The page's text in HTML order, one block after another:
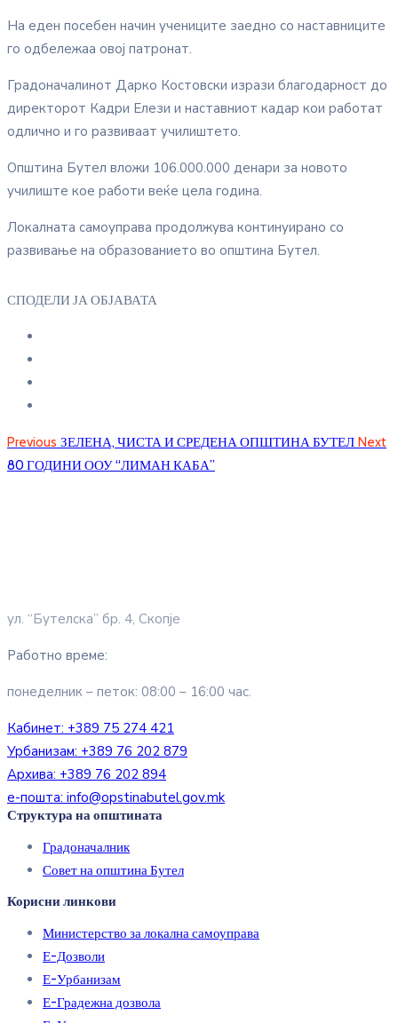
На еден посебен начин учениците заедно со наставниците
го одбележаа овој патронат.
Градоначалинот Дарко Костовски изрази благодарност до
директорот Кадри Елези и наставниот кадар кои работат
одлично и го развиваат училиштето.
Општина Бутел вложи 106.000.000 денари за новото
училиште кое работи веќе цела година.
Локалната самоуправа продолжува континуирано со
развивање на образованието во општина Бутел.
СПОДЕЛИ ЈА ОБЈАВАТА
Previous ЗЕЛЕНА, ЧИСТА И СРЕДЕНА ОПШТИНА БУТЕЛ Next
80 ГОДИНИ ООУ “ЛИМАН КАБА”
ул. “Бутелска” бр. 4, Скопје
Работно време:
понеделник – петок: 08:00 – 16:00 час.
Кабинет: +389 75 274 421
Урбанизам: +389 76 202 879
Архива: +389 76 202 894
е-пошта: info@opstinabutel.gov.mk
Структура на општината
Градоначалник
Совет на општина Бутел
Корисни линкови
Министерство за локална самоуправа
Е-Дозволи
Е-Урбанизам
Е-Градежна дозвола